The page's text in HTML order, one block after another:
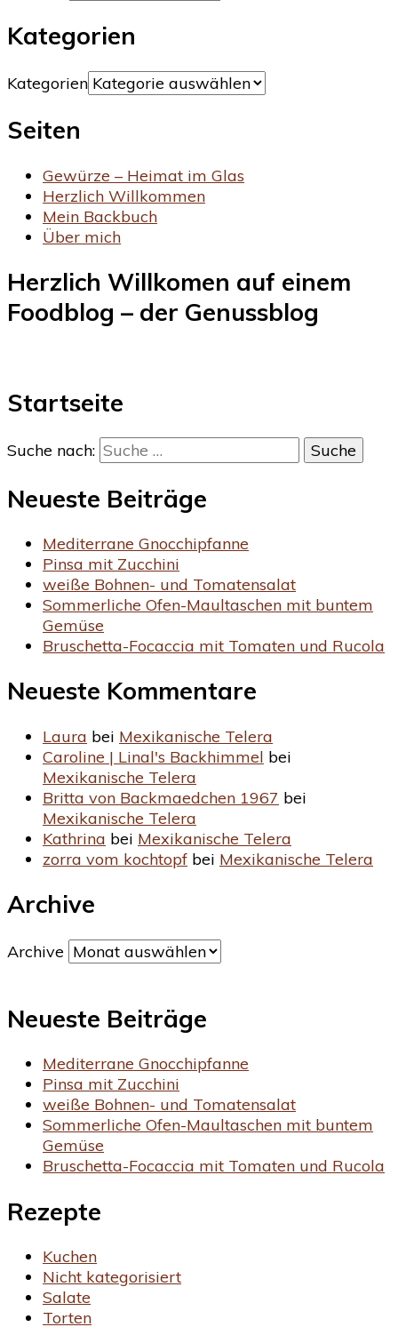
Kategorien
Kategorien
Seiten
Gewürze – Heimat im Glas
Herzlich Willkommen
Mein Backbuch
Über mich
Herzlich Willkomen auf einem
Foodblog – der Genussblog
Startseite
Suche nach:
Neueste Beiträge
Mediterrane Gnocchipfanne
Pinsa mit Zucchini
weiße Bohnen- und Tomatensalat
Sommerliche Ofen-Maultaschen mit buntem
Gemüse
Bruschetta-Focaccia mit Tomaten und Rucola
Neueste Kommentare
Laura bei Mexikanische Telera
Caroline | Linal's Backhimmel bei
Mexikanische Telera
Britta von Backmaedchen 1967 bei
Mexikanische Telera
Kathrina bei Mexikanische Telera
zorra vom kochtopf bei Mexikanische Telera
Archive
Archive
Neueste Beiträge
Mediterrane Gnocchipfanne
Pinsa mit Zucchini
weiße Bohnen- und Tomatensalat
Sommerliche Ofen-Maultaschen mit buntem
Gemüse
Bruschetta-Focaccia mit Tomaten und Rucola
Rezepte
Kuchen
Nicht kategorisiert
Salate
Torten